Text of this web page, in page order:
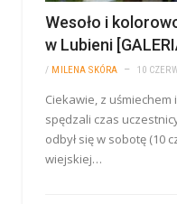
Wesoło i
w Lubieni
/ MILENA SKÓRA 10
Ciekawie, z
spędzali czas
odbył się w sobotę (10
wiejskiej…